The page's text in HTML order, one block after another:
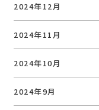
2024年12月
2024年11月
2024年10月
2024年9月